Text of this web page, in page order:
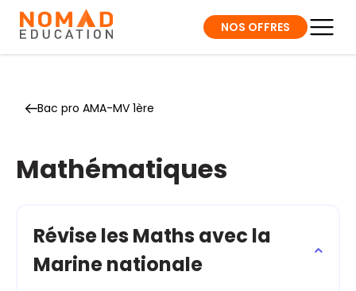
NOS OFFRES
Bac pro AMA-MV 1ère
Mathématiques
Révise les Maths avec la
Marine nationale